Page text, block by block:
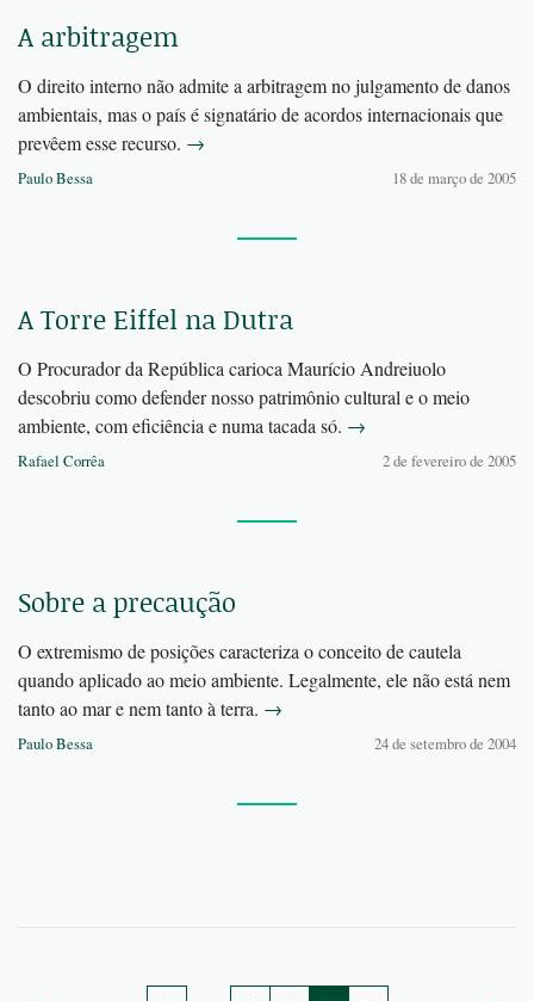
A arbitragem
O direito interno não admite a arbitragem no julgamento de danos
ambientais, mas o país é signatário de acordos internacionais que
prevêem esse recurso. →
Paulo Bessa 18 de março de 2005
A Torre Eiffel na Dutra
O Procurador da República carioca Maurício Andreiuolo
descobriu como defender nosso patrimônio cultural e o meio
ambiente, com eficiência e numa tacada só. →
Rafael Corrêa 2 de fevereiro de 2005
Sobre a precaução
O extremismo de posições caracteriza o conceito de cautela
quando aplicado ao meio ambiente. Legalmente, ele não está nem
tanto ao mar e nem tanto à terra. →
Paulo Bessa 24 de setembro de 2004